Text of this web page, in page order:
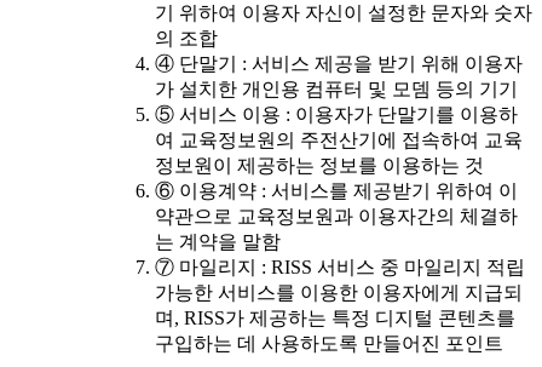
기 위하여 이용자 자신이 설정한 문자와 숫자
의 조합
④ 단말기 : 서비스 제공을 받기 위해 이용자
가 설치한 개인용 컴퓨터 및 모뎀 등의 기기
⑤ 서비스 이용 : 이용자가 단말기를 이용하
여 교육정보원의 주전산기에 접속하여 교육
정보원이 제공하는 정보를 이용하는 것
⑥ 이용계약 : 서비스를 제공받기 위하여 이
약관으로 교육정보원과 이용자간의 체결하
는 계약을 말함
⑦ 마일리지 : RISS 서비스 중 마일리지 적립
가능한 서비스를 이용한 이용자에게 지급되
며, RISS가 제공하는 특정 디지털 콘텐츠를
구입하는 데 사용하도록 만들어진 포인트